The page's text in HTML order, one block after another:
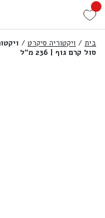
בית / ויקטוריה סיקרט /
סול קרם גוף | 236 מ”ל